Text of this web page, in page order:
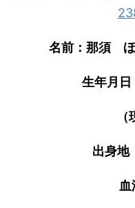
名前：那須
生年月
出身地